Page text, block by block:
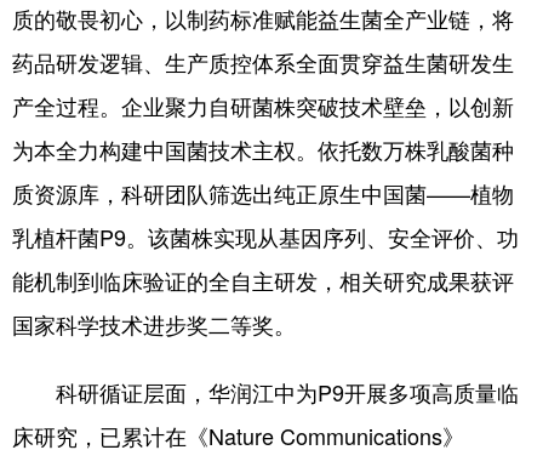
质的敬畏初心，以制药标准赋能益生菌全产业链，将
药品研发逻辑、生产质控体系全面贯穿益生菌研发生
产全过程。企业聚力自研菌株突破技术壁垒，以创新
为本全力构建中国菌技术主权。依托数万株乳酸菌种
质资源库，科研团队筛选出纯正原生中国菌——植物
乳植杆菌P9。该菌株实现从基因序列、安全评价、功
能机制到临床验证的全自主研发，相关研究成果获评
国家科学技术进步奖二等奖。
科研循证层面，华润江中为P9开展多项高质量临
床研究，已累计在《Nature Communications》